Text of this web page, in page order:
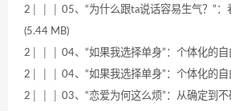
2│ │ │ 05、“为什么跟ta说话容易生气？”：
(5.44 MB)
2│ │ │ 04、“如果我选择单身”：个体化的自
2│ │ │ 04、“如果我选择单身”：个体化的自
2│ │ │ 03、“恋爱为何这么烦”：从确定到不